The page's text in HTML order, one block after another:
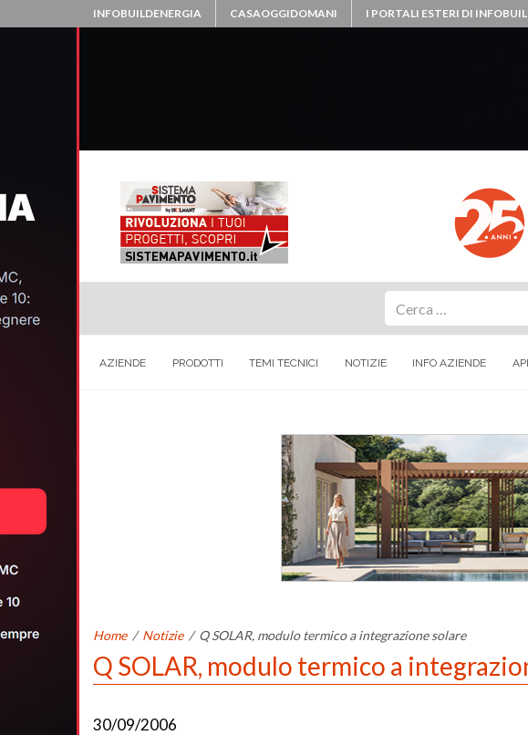
INFOBUILDENERGIA CASAOGGIDOMANI I PORTALI ESTERI DI
AZIENDE PRODOTTI TEMI TECNICI NOTIZIE INFO AZIENDE
Home / Notizie / Q SOLAR, modulo termico a integrazione solare
Q SOLAR, modulo termico a
30/09/2006